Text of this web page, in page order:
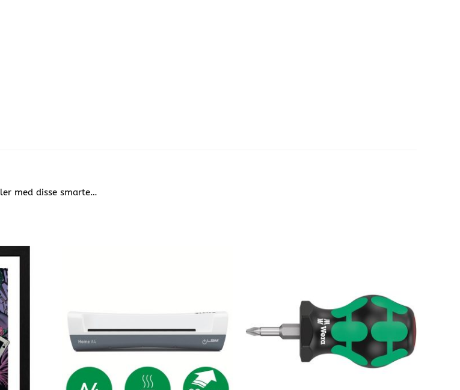
med disse smarte…